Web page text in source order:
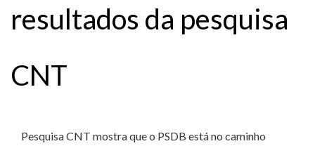
resultados da pesquisa
CNT
Pesquisa CNT mostra que o PSDB está no caminho